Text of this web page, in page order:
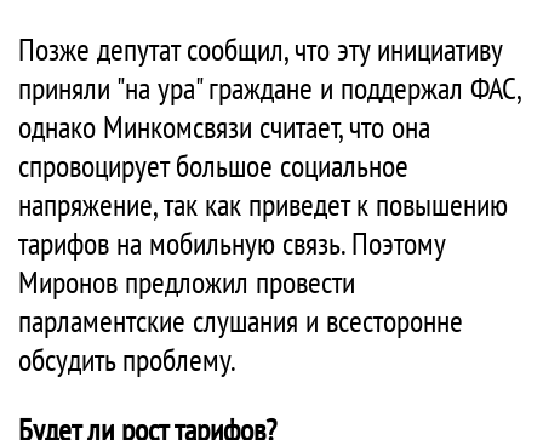
Позже депутат сообщил, что эту инициативу
приняли "на ура" граждане и поддержал ФАС,
однако Минкомсвязи считает, что она
спровоцирует большое социальное
напряжение, так как приведет к повышению
тарифов на мобильную связь. Поэтому
Миронов предложил провести
парламентские слушания и всесторонне
обсудить проблему.
Будет ли рост тарифов?